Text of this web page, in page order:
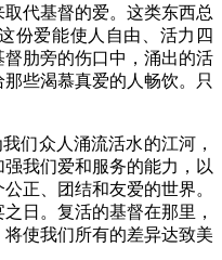
代基督的爱。这类东西总
份爱能使人自由、活力四
肋旁的伤口中，涌出的活
些渴慕真爱的人畅饮。只
们众人涌流活水的江河，
我们爱和服务的能力，以
正、团结和友爱的世界。
日。复活的基督在那里，
使我们所有的差异达致美